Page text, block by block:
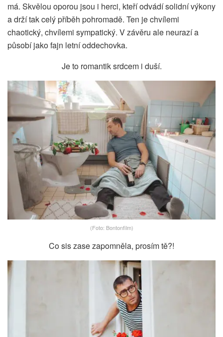
má. Skvělou oporou jsou i herci, kteří odvádí solidní výkony
a drží tak celý příběh pohromadě. Ten je chvílemi
chaotický, chvílemi sympatický. V závěru ale neurazí a
působí jako fajn letní oddechovka.
Je to romantik srdcem i duší.
(Foto: Bontonfilm)
Co sis zase zapomněla, prosím tě?!